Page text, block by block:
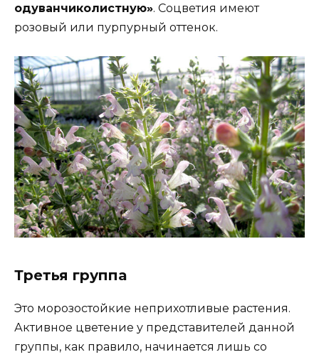
одуванчиколистную». Соцветия имеют
розовый или пурпурный оттенок.
Третья группа
Это морозостойкие неприхотливые растения.
Активное цветение у представителей данной
группы, как правило, начинается лишь со